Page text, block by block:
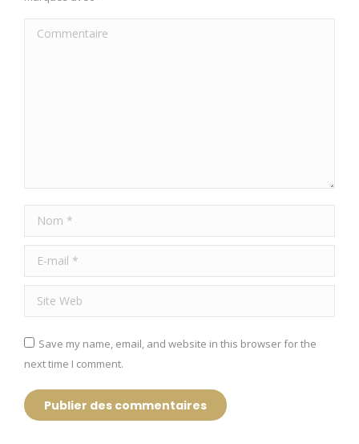
Commentaire
Nom *
E-mail *
Site Web
Save my name, email, and website in this browser for the
next time I comment.
Publier des commentaires